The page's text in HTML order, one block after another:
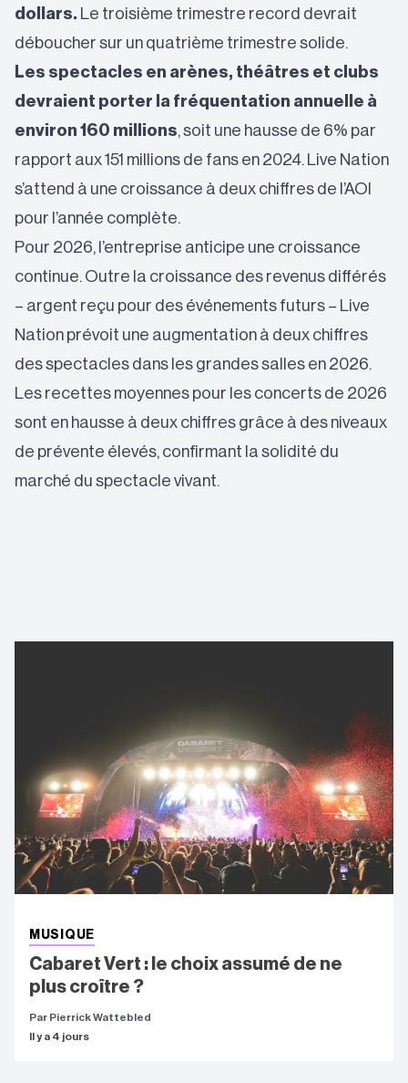
dollars. Le troisième trimestre record devrait
déboucher sur un quatrième trimestre solide.
Les spectacles en arènes, théâtres et clubs
devraient porter la fréquentation annuelle à
environ 160 millions, soit une hausse de 6% par
rapport aux 151 millions de fans en 2024. Live Nation
s’attend à une croissance à deux chiffres de l’AOI
pour l’année complète.
Pour 2026, l’entreprise anticipe une croissance
continue. Outre la croissance des revenus différés
– argent reçu pour des événements futurs – Live
Nation prévoit une augmentation à deux chiffres
des spectacles dans les grandes salles en 2026.
Les recettes moyennes pour les concerts de 2026
sont en hausse à deux chiffres grâce à des niveaux
de prévente élevés, confirmant la solidité du
marché du spectacle vivant.
MUSIQUE
Cabaret Vert : le choix assumé de ne
plus croître ?
Par Pierrick Wattebled
Il y a 4 jours